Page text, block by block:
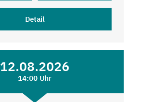
Detail
12.08.2026
14:00 Uhr